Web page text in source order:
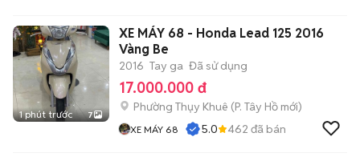
1 phút trước 7
XE MÁY 68 - Honda Lead 125 2016
Vàng Be
2016 Tay ga Đã sử dụng
17.000.000 đ
Phường Thụy Khuê (P. Tây Hồ mới)
XE MÁY 68 5.0 462 đã bán